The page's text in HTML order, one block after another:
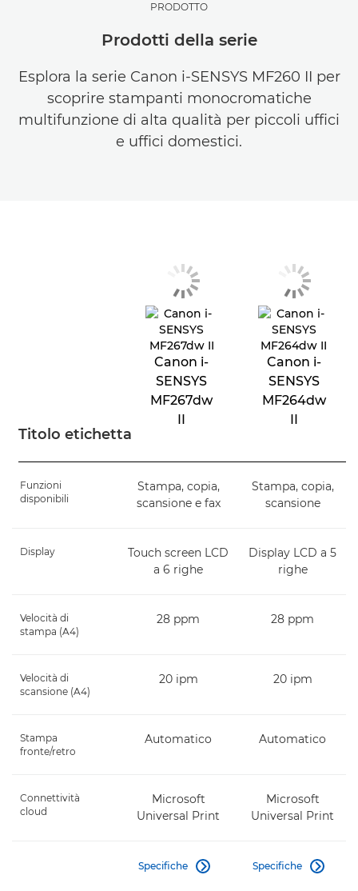
PRODOTTO
Prodotti della serie
Esplora la serie Canon i-SENSYS MF260 II per
scoprire stampanti monocromatiche
multifunzione di alta qualità per piccoli uffici
e uffici domestici.
Titolo etichetta
Canon i-
SENSYS
MF267dw
II
Canon i-
SENSYS
MF264dw
II
Funzioni
disponibili
Stampa, copia,
scansione e fax
Stampa, copia,
scansione
Display
Touch screen LCD
a 6 righe
Display LCD a 5
righe
Velocità di
stampa (A4)
28 ppm 28 ppm
Velocità di
scansione (A4)
20 ipm 20 ipm
Stampa
fronte/retro
Automatico Automatico
Connettività
cloud
Microsoft
Universal Print
Microsoft
Universal Print
Specifiche  Specifiche 